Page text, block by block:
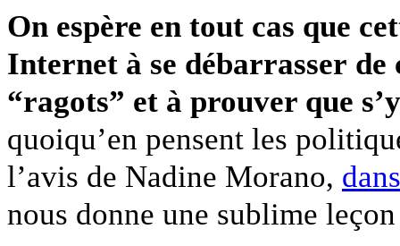
On espère en tout cas que
Internet à se débarrasser
“ragots” et à prouver que
quoiqu’en pensent les
l’avis de Nadine Morano,
nous donne une sublime